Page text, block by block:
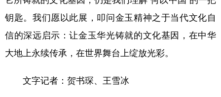
钥匙。我们愿以此展，叩问金玉精神之于当代文化自
信的深远启示：让金玉华光铸就的文化基因，在中华
大地上永续传承，在世界舞台上绽放光彩。
文字记者：贺书琛、王雪冰